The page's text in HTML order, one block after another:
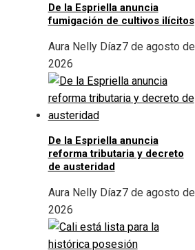
De la Espriella anuncia
fumigación de cultivos ilícitos
Aura Nelly Díaz7 de agosto de
2026
De la Espriella anuncia
reforma tributaria y decreto
de austeridad
Aura Nelly Díaz7 de agosto de
2026